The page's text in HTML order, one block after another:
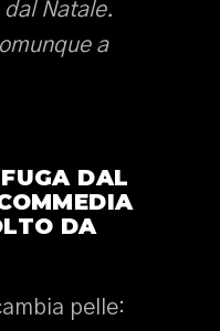
Natale.
a
DAL
DA
pelle: